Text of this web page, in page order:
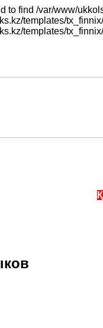
to find /var/www/
templates/
templates/